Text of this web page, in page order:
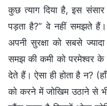
कुछ त्याग दिया है, इस संसार
पड़ता है?” वे नहीं समझते
अपनी सुरक्षा को सबसे
समझ की कमी को परमेश्वर के
देते हैं। ऐसा ही होता है न?
को करने में जोखिम उठाने से